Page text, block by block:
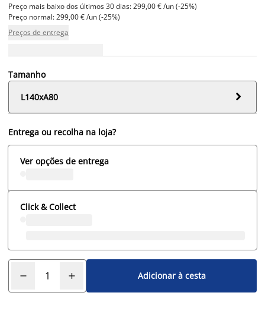
Preço mais baixo dos últimos 30 dias: 299,00 € /un (-25%)
Preço normal: 299,00 € /un (-25%)
Preços de entrega
Tamanho
L140xA80

Entrega ou recolha na loja?
Ver opções de entrega
Click & Collect
Adicionar à cesta